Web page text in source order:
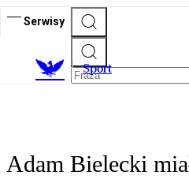
Serwisy
Sport
Adam Bielecki